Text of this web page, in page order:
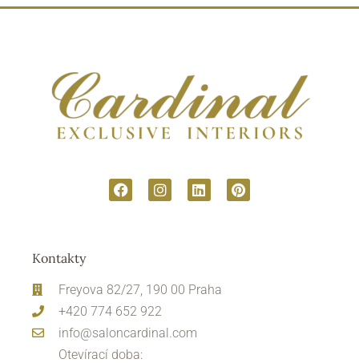
Kontakty
Freyova 82/27, 190 00 Praha
+420 774 652 922
info@saloncardinal.com
Otevírací doba: